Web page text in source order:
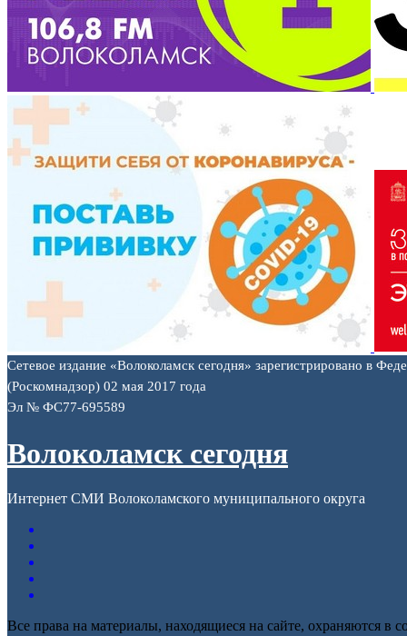
Сетевое издание «Волоколамск сегодня» зарегистрировано в
(Роскомнадзор) 02 мая 2017 года
Эл № ФС77-695589
Волоколамск сегодня
Интернет СМИ Волоколамского муниципального округа
Все права на материалы, находящиеся на сайте, охраняются в